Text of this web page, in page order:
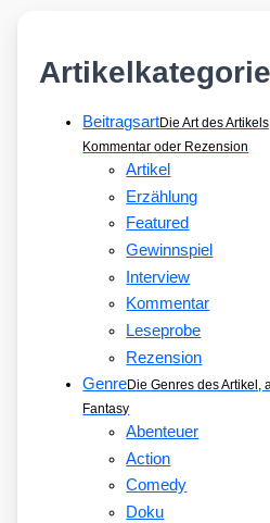
BeitragsartDie Art des
Kommentar oder Rezension
Artikel
Erzählung
Featured
Gewinnspiel
Interview
Kommentar
Leseprobe
Rezension
GenreDie Genres des Artikel,
Fantasy
Abenteuer
Action
Comedy
Doku